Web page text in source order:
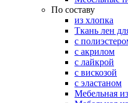
По составу
из хлопка
Ткань лен
с
с акрилом
с лайкрой
с вискозой
с эластаном
Мебельная